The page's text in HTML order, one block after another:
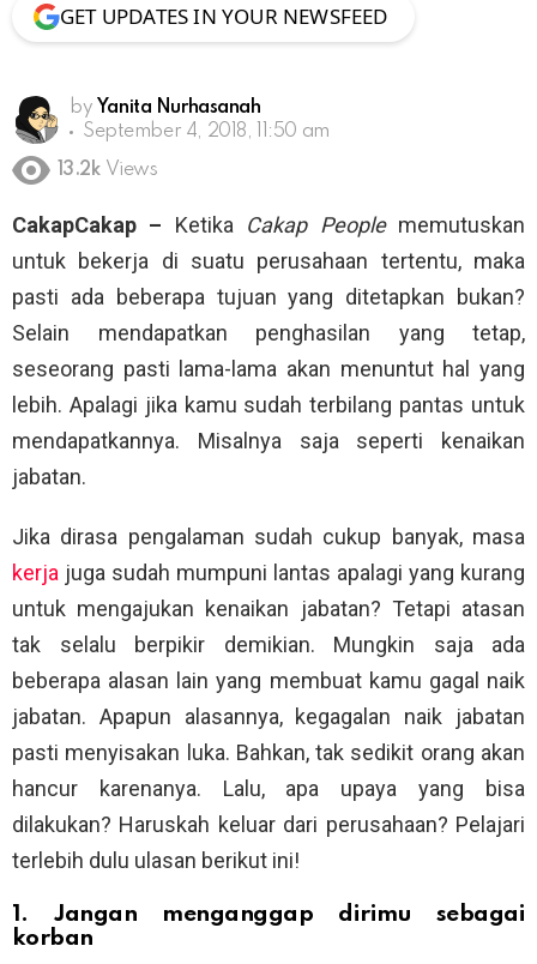
GET UPDATES IN YOUR NEWSFEED
by Yanita Nurhasanah
September 4, 2018, 11:50 am
13.2k Views
CakapCakap – Ketika Cakap People memutuskan
untuk bekerja di suatu perusahaan tertentu, maka
pasti ada beberapa tujuan yang ditetapkan bukan?
Selain mendapatkan penghasilan yang tetap,
seseorang pasti lama-lama akan menuntut hal yang
lebih. Apalagi jika kamu sudah terbilang pantas untuk
mendapatkannya. Misalnya saja seperti kenaikan
jabatan.
Jika dirasa pengalaman sudah cukup banyak, masa
kerja juga sudah mumpuni lantas apalagi yang kurang
untuk mengajukan kenaikan jabatan? Tetapi atasan
tak selalu berpikir demikian. Mungkin saja ada
beberapa alasan lain yang membuat kamu gagal naik
jabatan. Apapun alasannya, kegagalan naik jabatan
pasti menyisakan luka. Bahkan, tak sedikit orang akan
hancur karenanya. Lalu, apa upaya yang bisa
dilakukan? Haruskah keluar dari perusahaan? Pelajari
terlebih dulu ulasan berikut ini!
1. Jangan menganggap dirimu sebagai
korban